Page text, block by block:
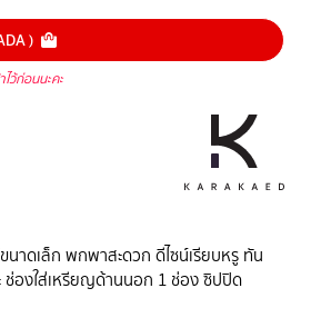
)
ว้ก่อนนะคะ
นาดเล็ก พกพาสะดวก ดีไซน์เรียบหรู ทัน
องใส่เหรียญด้านนอก 1 ช่อง ซิปปิด